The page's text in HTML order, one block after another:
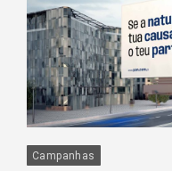
Campanhas